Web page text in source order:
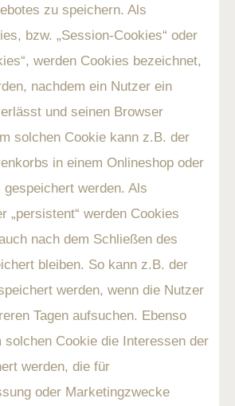
zu speichern. Als
bzw. „Session-Cookies“ oder
werden Cookies bezeichnet,
nachdem ein Nutzer ein
und seinen Browser
solchen Cookie kann z.B. der
in einem Onlineshop oder
werden. Als
„persistent“ werden Cookies
nach dem Schließen des
bleiben. So kann z.B. der
werden, wenn die Nutzer
Tagen aufsuchen. Ebenso
solchen Cookie die Interessen der
werden, die für
oder Marketingzwecke